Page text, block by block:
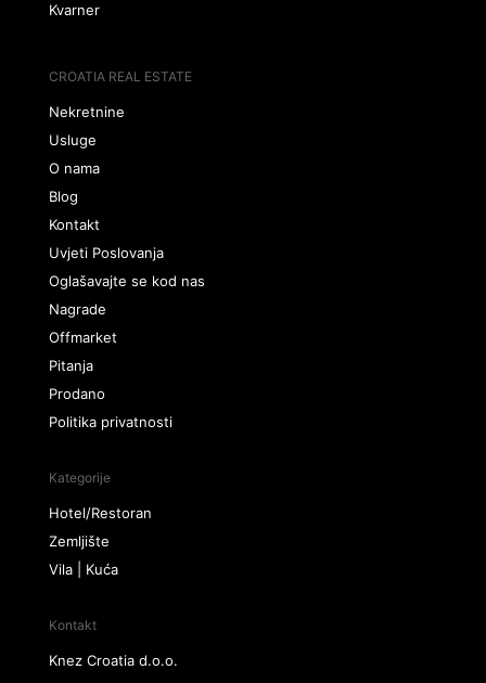
Kvarner
CROATIA REAL ESTATE
Nekretnine
Usluge
O nama
Blog
Kontakt
Uvjeti Poslovanja
Oglašavajte se kod nas
Nagrade
Offmarket
Pitanja
Prodano
Politika privatnosti
Kategorije
Hotel/Restoran
Zemljište
Vila | Kuća
Kontakt
Knez Croatia d.o.o.